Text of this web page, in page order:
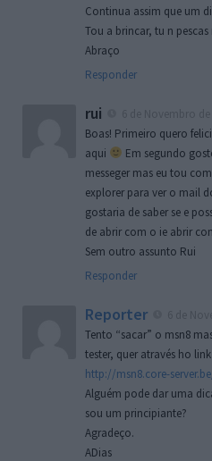
Continua assim que um
Tou a brincar, tu n pescas
Abraço
Responder
rui
Boas! Primeiro quero
aqui
Em segundo
messeger mas eu tou
explorer para ver o mail
gostaria de saber se e
de abrir com o ie abrir
Sem outro assunto Rui
Responder
Reporter
Tento “sacar” o msn8
tester, quer através ho link
http://msn8.core-
Alguém pode dar uma
sou um principiante?
Agradeço.
ADias